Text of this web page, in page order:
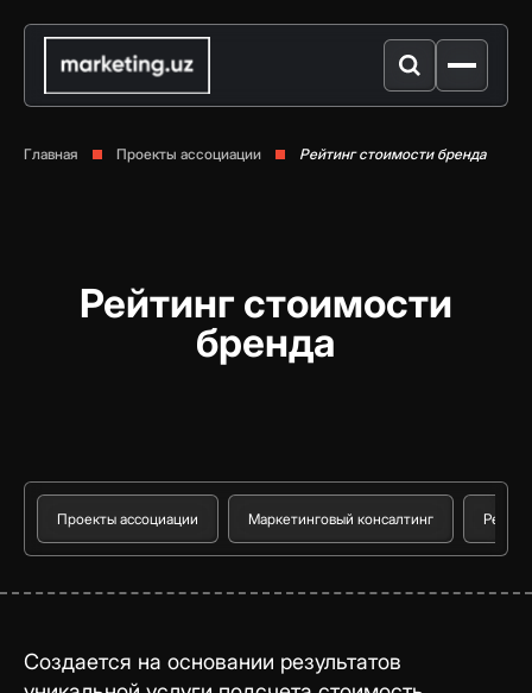
Главная Проекты ассоциации Рейтинг стоимости бренда
Рейтинг стоимости
бренда
Проекты ассоциации Маркетинговый консалтинг
Создается на основании результатов